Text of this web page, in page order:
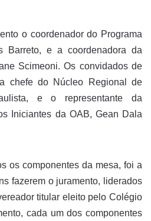
o coordenador do Programa
Barreto, e a coordenadora da
Scimeoni. Os convidados de
chefe do Núcleo Regional de
e o representante da
Iniciantes da OAB, Gean Dala
os componentes da mesa, foi a
fazerem o juramento, liderados
titular eleito pelo Colégio
cada um dos componentes